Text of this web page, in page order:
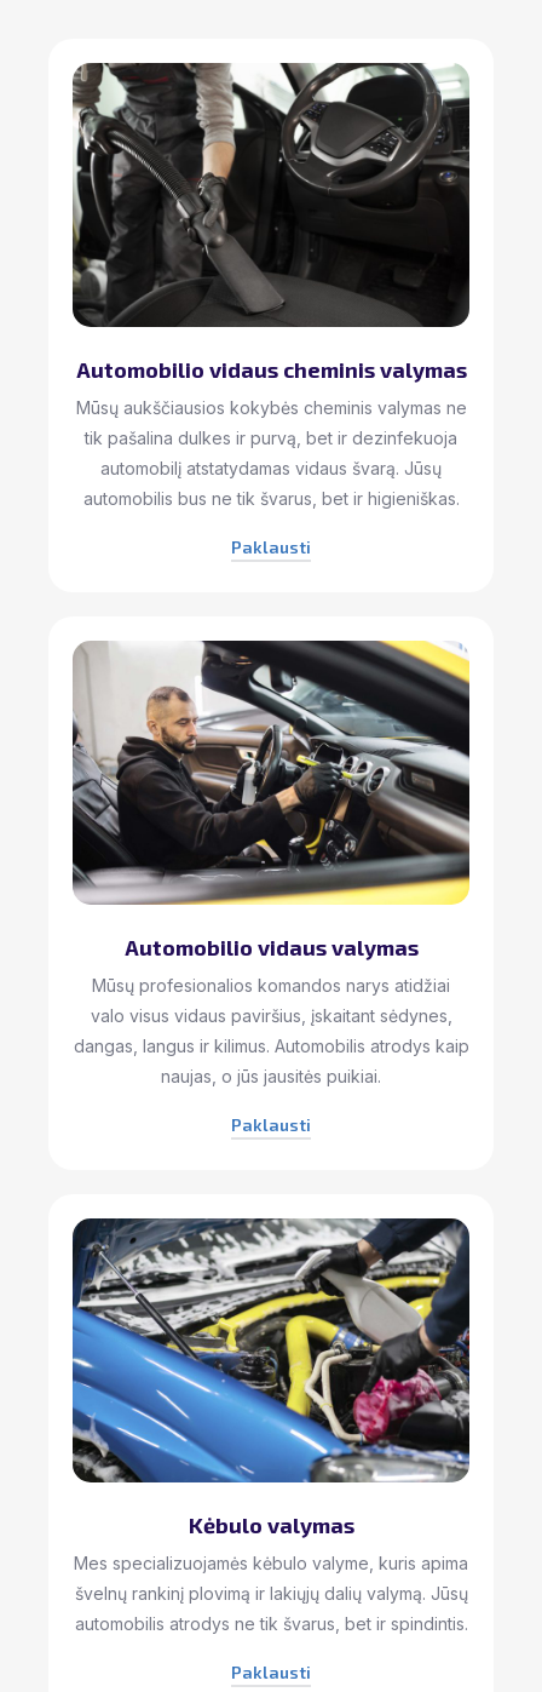
Automobilio vidaus cheminis valymas
Mūsų aukščiausios kokybės cheminis valymas ne
tik pašalina dulkes ir purvą, bet ir dezinfekuoja
automobilį atstatydamas vidaus švarą. Jūsų
automobilis bus ne tik švarus, bet ir higieniškas.
Paklausti
Automobilio vidaus valymas
Mūsų profesionalios komandos narys atidžiai
valo visus vidaus paviršius, įskaitant sėdynes,
dangas, langus ir kilimus. Automobilis atrodys kaip
naujas, o jūs jausitės puikiai.
Paklausti
Kėbulo valymas
Mes specializuojamės kėbulo valyme, kuris apima
švelnų rankinį plovimą ir lakiųjų dalių valymą. Jūsų
automobilis atrodys ne tik švarus, bet ir spindintis.
Paklausti